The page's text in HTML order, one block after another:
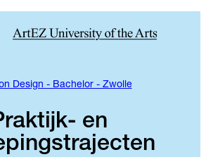
Design - Bachelor - Zwolle
en